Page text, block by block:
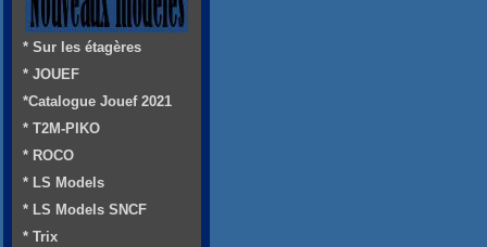
* Sur les étagères
* JOUEF
*Catalogue Jouef 2021
* T2M-PIKO
* ROCO
* LS Models
* LS Models SNCF
* Trix